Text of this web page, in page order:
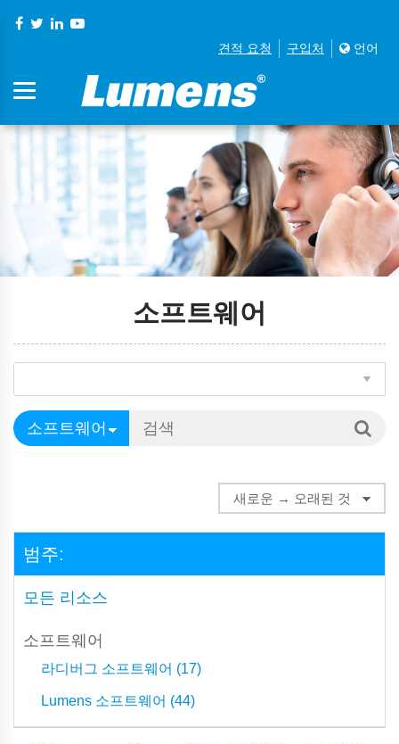
견적 요청 구입처 언어
소프트웨어
범주:
모든 리소스
소프트웨어
라디버그 소프트웨어 (17)
Lumens 소프트웨어 (44)